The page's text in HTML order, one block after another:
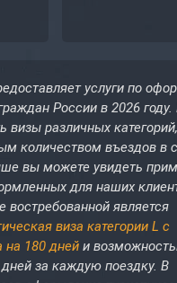
услуги по
России в 2026
визы различных
количеством въездов в
вы можете увидеть
для наших
востребованной является
виза категории L с
на 180 дней и
за каждую поездку. В